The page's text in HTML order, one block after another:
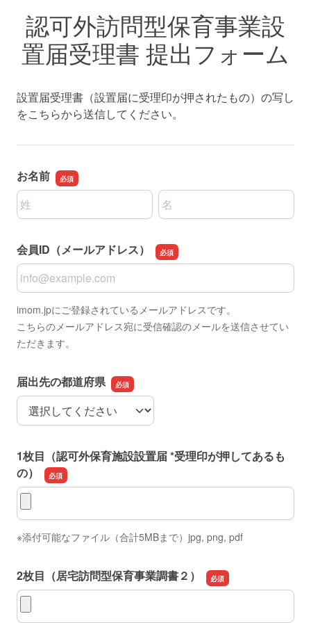
認可外訪問型保育事業設
置届受理書 提出フォーム
設置届受理書（設置届に受理印が押されたもの）の写し
をこちらから送信してください。
お名前
名前の姓
名前の名
会員ID（メールアドレス）
会員ID（メールアドレス）
imom.jpにご登録されているメールアドレスです。
こちらのメールアドレス宛に受信確認のメールを送信させてい
ただきます。
届出先の都道府県
届出先の都道府県
1枚目（認可外保育施設設置届 *受理印が押してあるも
の）
1枚目（認可外保育施設設置届 *受理印が押してあるもの）
※添付可能なファイル（合計5MBまで）jpg, png, pdf
2枚目（居宅訪問型保育事業調書２）
2枚目（居宅訪問型保育事業調書２）